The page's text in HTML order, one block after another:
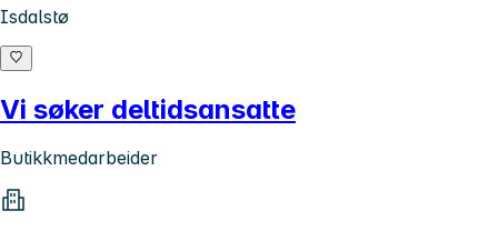
Isdalstø
Vi søker deltidsansatte
Butikkmedarbeider